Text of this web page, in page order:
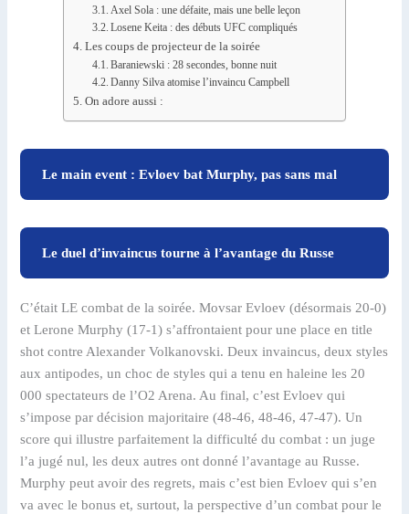
Axel Sola : une défaite, mais une belle leçon
Losene Keita : des débuts UFC compliqués
Les coups de projecteur de la soirée
Baraniewski : 28 secondes, bonne nuit
Danny Silva atomise l’invaincu Campbell
On adore aussi :
Le main event : Evloev bat Murphy, pas sans mal
Le duel d’invaincus tourne à l’avantage du Russe
C’était LE combat de la soirée. Movsar Evloev (désormais 20-0)
et Lerone Murphy (17-1) s’affrontaient pour une place en title
shot contre Alexander Volkanovski. Deux invaincus, deux styles
aux antipodes, un choc de styles qui a tenu en haleine les 20
000 spectateurs de l’O2 Arena. Au final, c’est Evloev qui
s’impose par décision majoritaire (48-46, 48-46, 47-47). Un
score qui illustre parfaitement la difficulté du combat : un juge
l’a jugé nul, les deux autres ont donné l’avantage au Russe.
Murphy peut avoir des regrets, mais c’est bien Evloev qui s’en
va avec le bonus et, surtout, la perspective d’un combat pour le